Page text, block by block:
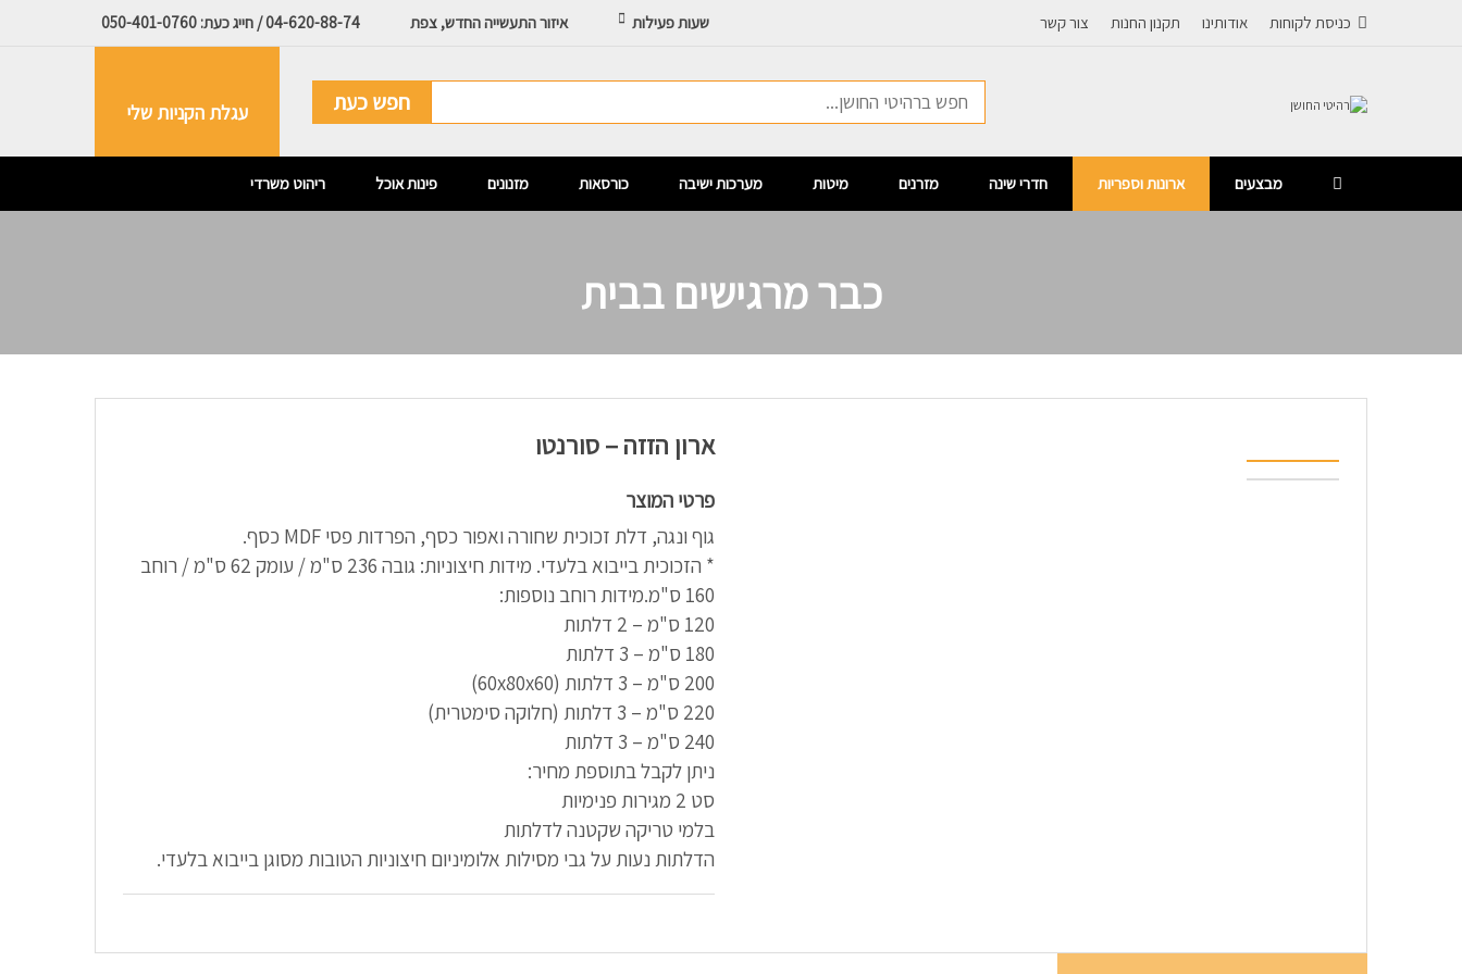
כניסת לקוחות אודותינו תקנון החנות צור קשר שעות פעילות איזור התעשייה החדש, צפת 04-620-88-74 / חייג כעת: 050-401-0760
חפש כעת עגלת הקניות שלי
מבצעים ארונות וספריות חדרי שינה מזרנים מיטות מערכות ישיבה כורסאות מזנונים פינות אוכל ריהוט משרדי
כבר מרגישים בבית
ארון הזזה – סורנטו
פרטי המוצר
גוף ונגה, דלת זכוכית שחורה ואפור כסף, הפרדות פסי MDF כסף.
* הזכוכית בייבוא בלעדי. מידות חיצוניות: גובה 236 ס"מ / עומק 62 ס"מ / רוחב
160 ס"מ.מידות רוחב נוספות:
120 ס"מ – 2 דלתות
180 ס"מ – 3 דלתות
200 ס"מ – 3 דלתות (60x80x60)
220 ס"מ – 3 דלתות (חלוקה סימטרית)
240 ס"מ – 3 דלתות
ניתן לקבל בתוספת מחיר:
סט 2 מגירות פנימיות
בלמי טריקה שקטנה לדלתות
הדלתות נעות על גבי מסילות אלומיניום חיצוניות הטובות מסוגן בייבוא בלעדי.